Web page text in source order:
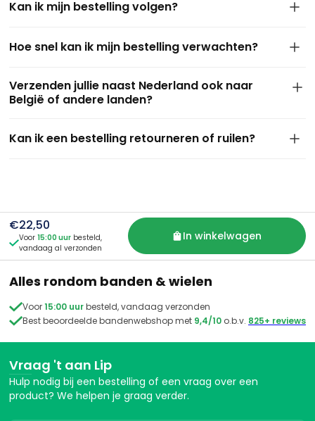
gerust een berichtje of een foto via
— we helpen
buitenband vervangen met watbasisgereedschap
. Vooral
Twijfel je of heb je geen ervaring? Vraag dan eventueel hulp
aan iemand in de buurt of je lokale fietsenmaker — maar
Kan ik mijn bestelling volgen?
ons een e-mail met een track & trace link. Zo kun je op elk
wordt bezorgd.
Hoe snel kan ik mijn bestelling verwachten?
je bestelling nog dezelfde dag. Je hebt je pakket in de
meeste gevallen de volgende werkdag al in huis.
Verzenden jullie naast Nederland ook naar
België of andere landen?
iets laten bezorgen in een ander land? Neem dan even
Kan ik een bestelling retourneren of ruilen?
juiste instructies. We zorgen altijd voor een snelle en nette
afhandeling.
€22,50
Voor 15:00 uur besteld,
vandaag al verzonden
In winkelwagen
Alles rondom banden & wielen
Voor15:00 uurbesteld, vandaag verzonden
Best beoordeelde bandenwebshop met 9,4/10 o.b.v. 825+ reviews
Vraag 't aan Lip
Hulp nodig bij een bestelling of een vraag over een
product? We helpen je graag verder.